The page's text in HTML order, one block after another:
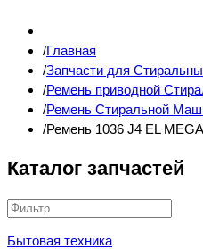
Главная
Запчасти для
Ремень приводной
Ремень Стиральной
Ремень 1036 J4 EL
Каталог запчастей
Бытовая техника